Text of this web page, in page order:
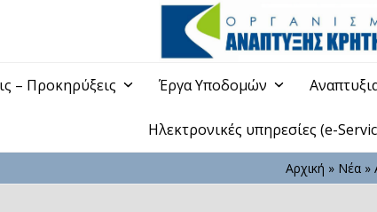
– Προκηρύξεις Έργα Υποδομών
Ηλεκτρονικές υπηρεσίες (e-
Αρχική » Νέα»